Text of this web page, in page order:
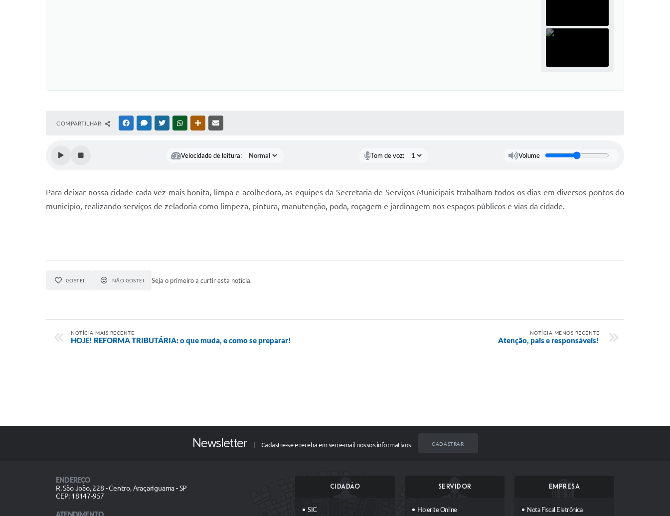
COMPARTILHAR FACEBOOKMESSENGER
TWITTERWHATSAPPOUTRAS MÍDIAS
Velocidade de leitura: Tom de voz: Volume
Para deixar nossa cidade cada vez mais bonita, limpa e acolhedora, as equipes da Secretaria de Serviços Municipais trabalham todos os dias em diversos pontos do
município, realizando serviços de zeladoria como limpeza, pintura, manutenção, poda, roçagem e jardinagem nos espaços públicos e vias da cidade.
GOSTEI NÃO GOSTEI Seja o primeiro a curtir esta notícia.
NOTÍCIA MAIS RECENTE
HOJE! REFORMA TRIBUTÁRIA: o que muda, e como se preparar!
NOTÍCIA MENOS RECENTE
Atenção, pais e responsáveis!
Newsletter Cadastre-se e receba em seu e-mail nossos informativos CADASTRAR
ENDEREÇO
R. São João, 228 - Centro, Araçariguama - SP
CEP: 18147-957
ATENDIMENTO
CIDADÃO
SIC
SERVIDOR
Holerite Online
EMPRESA
Nota Fiscal Eletrônica